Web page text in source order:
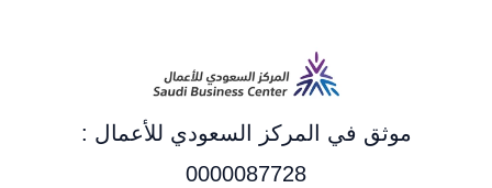
موثق في المركز السعودي للأعمال :
0000087728